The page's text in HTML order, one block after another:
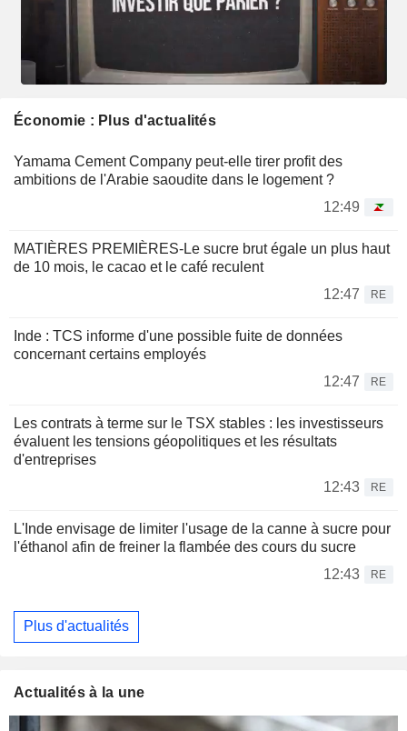
Économie : Plus d'actualités
Yamama Cement Company peut-elle tirer profit des
ambitions de l'Arabie saoudite dans le logement ?
12:49
MATIÈRES PREMIÈRES-Le sucre brut égale un plus haut
de 10 mois, le cacao et le café reculent
12:47
RE
Inde : TCS informe d'une possible fuite de données
concernant certains employés
12:47
RE
Les contrats à terme sur le TSX stables : les investisseurs
évaluent les tensions géopolitiques et les résultats
d'entreprises
12:43
RE
L'Inde envisage de limiter l'usage de la canne à sucre pour
l'éthanol afin de freiner la flambée des cours du sucre
12:43
RE
Plus d'actualités
Actualités à la une